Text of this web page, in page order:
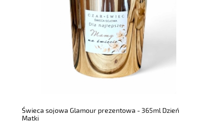
Świeca sojowa Glamour prezentowa - 365ml Dzień
Matki
do koszyka